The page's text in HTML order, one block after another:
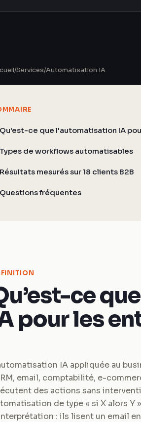
/Services/Automatisation IA
Qu'est-ce que l'automatisation IA
Types de workflows automatisables
Résultats mesurés sur 18 clients B2B
Questions fréquentes
ce
pour les
IA appliquée au
email, comptabilité, e-
des actions sans
de type « si X alors Y
: ils lisent un email